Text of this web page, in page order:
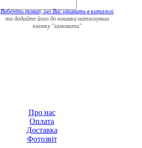
Виберіть товар, що Вас цікавить в каталозі
та додайте його до кошика натиснувши
кнопку "замовити"
Про нас
Оплата
Доставка
Фотозвіт